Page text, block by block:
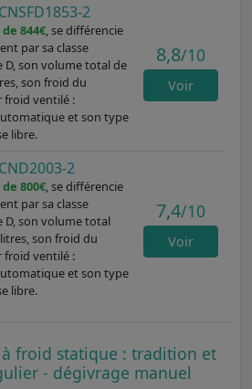
2
844€, se différencie
par sa classe
D, son volume total de
son froid du
froid ventilé :
et son type
libre.
8,8/10
Voir
2
800€, se différencie
par sa classe
D, son volume total
son froid du
froid ventilé :
et son type
libre.
7,4/10
Voir
froid statique : tradition et
- dégivrage manuel